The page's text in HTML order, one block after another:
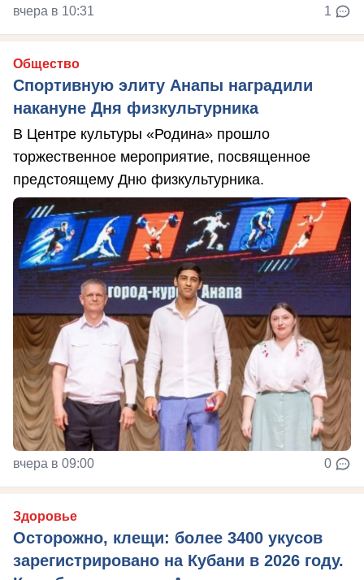
вчера в 10:31 1
Общество
Спортивную элиту Анапы наградили
накануне Дня физкультурника
В Центре культуры «Родина» прошло
торжественное мероприятие, посвященное
предстоящему Дню физкультурника.
вчера в 09:00 0
Здоровье
Осторожно, клещи: более 3400 укусов
зарегистрировано на Кубани в 2026 году.